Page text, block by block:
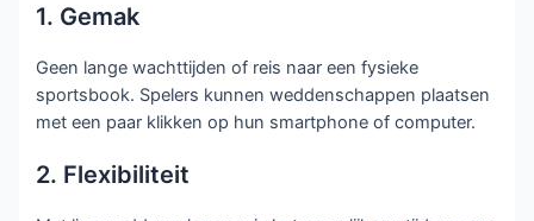
1. Gemak
Geen lange wachttijden of reis naar een fysieke
sportsbook. Spelers kunnen weddenschappen plaatsen
met een paar klikken op hun smartphone of computer.
2. Flexibiliteit